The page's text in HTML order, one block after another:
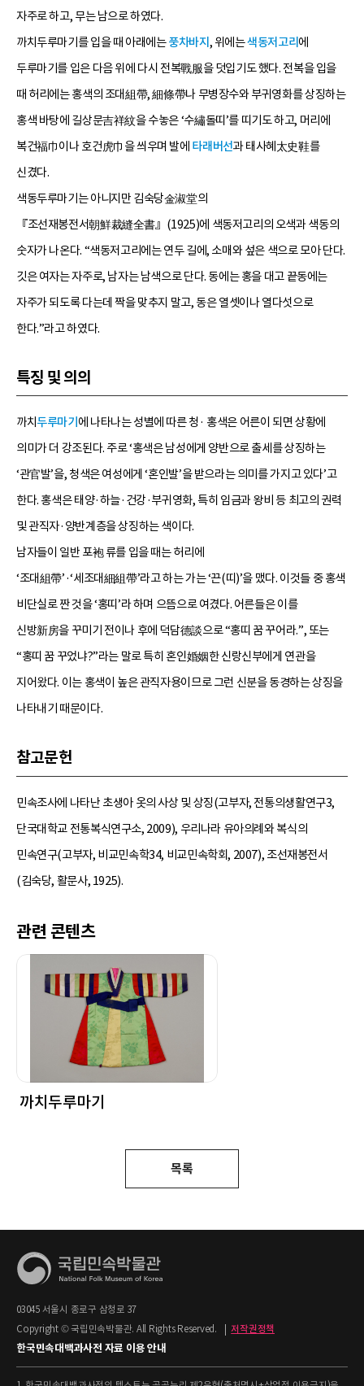
자주로 하고, 무는 남으로 하였다.
까치두루마기를 입을 때 아래에는풍차바지 , 위에는색동저고리 에
두루마기를 입은 다음 위에 다시 전복戰服을 덧입기도 했다. 전복을 입을
때 허리에는 홍색의 조대組帶, 細條帶나 무병장수와 부귀영화를 상징하는
홍색 바탕에 길상문吉祥紋을 수놓은 ‘수繡돌띠’를 띠기도 하고, 머리에
복건福巾이나 호건虎巾을 씌우며 발에 타래버선과 태사혜太史鞋를
신겼다.
색동두루마기는 아니지만 김숙당金淑堂의
『조선재봉전서朝鮮裁縫全書』(1925)에 색동저고리의 오색과 색동의
숫자가 나온다. “색동저고리에는 연두 길에, 소매와 섶은 색으로 모아 단다.
깃은 여자는 자주로, 남자는 남색으로 단다. 동에는 홍을 대고 끝동에는
자주가 되도록 다는데 짝을 맞추지 말고, 동은 열셋이나 열다섯으로
한다.”라고 하였다.
특징 및 의의
까치 두루마기 에 나타나는 성별에 따른 청· 홍색은 어른이 되면 상황에
의미가 더 강조된다. 주로 ‘홍색은 남성에게 양반으로 출세를 상징하는
‘관官발’을, 청색은 여성에게 ‘혼인발’을 받으라는 의미를 가지고 있다’고
한다. 홍색은 태양·하늘·건강·부귀영화, 특히 임금과 왕비 등 최고의 권력
및 관직자·양반계층을 상징하는 색이다.
남자들이 일반 포袍 류를 입을 때는 허리에
‘조대組帶’·‘세조대細組帶’라고 하는 가는 ‘끈(띠)’을 맸다. 이것들 중 홍색
비단실로 짠 것을 ‘홍띠’라 하며 으뜸으로 여겼다. 어른들은 이를
신방新房을 꾸미기 전이나 후에 덕담德談으로 “홍띠 꿈 꾸어라.”, 또는
“홍띠 꿈 꾸었냐?”라는 말로 특히 혼인婚姻한 신랑신부에게 연관을
지어왔다. 이는 홍색이 높은 관직자용이므로 그런 신분을 동경하는 상징을
나타내기 때문이다.
참고문헌
민속조사에 나타난 초생아 옷의 사상 및 상징(고부자, 전통의생활연구3,
단국대학교 전통복식연구소, 2009), 우리나라 유아의례와 복식의
민속연구(고부자, 비교민속학34, 비교민속학회, 2007), 조선재봉전서
(김숙당, 활문사, 1925).
관련 콘텐츠
까치두루마기
목록
03045 서울시 종로구 삼청로 37
Copyright © 국립민속박물관. All Rights Reserved.
저작권정책
한국민속대백과사전 자료 이용 안내